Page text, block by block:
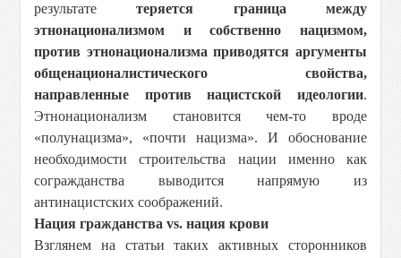
результатетеряется граница между
этнонационализмом и собственно нацизмом,
против этнонационализма приводятся аргументы
общенационалистического свойства,
направленные против нацистской идеологии.
Этнонационализм становится чем-то вроде
«полунацизма», «почти нацизма». И обоснование
необходимости строительства нации именно как
согражданства выводится напрямую из
антинацистских соображений.
Нация гражданства vs. нация крови
Взглянем на статьи таких активных сторонников